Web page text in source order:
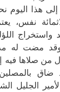
هذا اليوم
نفس،
واستخراج
مضت له
من صلاها فيه
ضاق
الجليل